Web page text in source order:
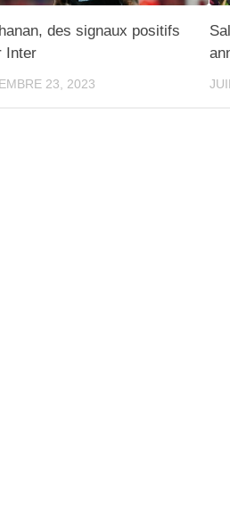
des signaux positifs
Inter
23, 2023